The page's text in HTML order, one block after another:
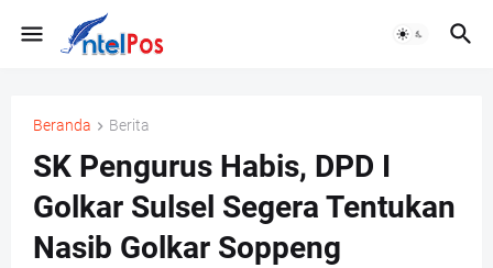
Beranda Berita
SK Pengurus Habis, DPD I
Golkar Sulsel Segera Tentukan
Nasib Golkar Soppeng